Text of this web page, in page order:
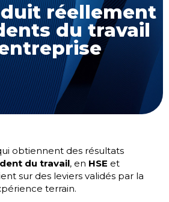
réellement
du travail
obtiennent des résultats
du travail, en HSE et
sur des leviers validés par la
terrain.